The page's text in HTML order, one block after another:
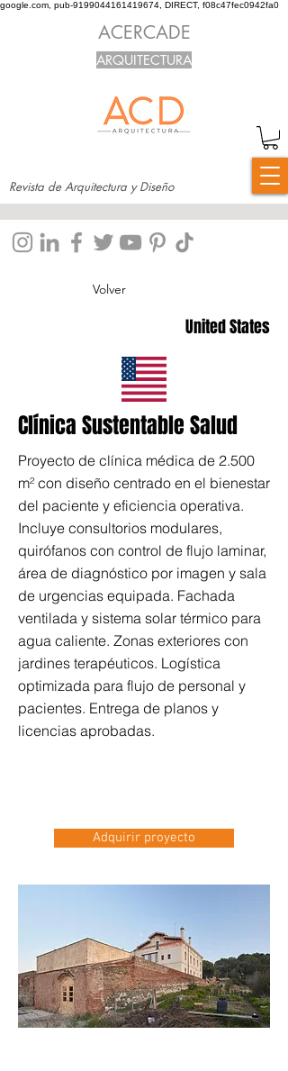
google.com, pub-9199044161419674, DIRECT, f08c47fec0942fa0
Revista de Arquitectura y Diseño
ACERCADE
ARQUITECTURA
Volver
United States
Clínica Sustentable Salud
Proyecto de clínica médica de 2.500
m² con diseño centrado en el bienestar
del paciente y eficiencia operativa.
Incluye consultorios modulares,
quirófanos con control de flujo laminar,
área de diagnóstico por imagen y sala
de urgencias equipada. Fachada
ventilada y sistema solar térmico para
agua caliente. Zonas exteriores con
jardines terapéuticos. Logística
optimizada para flujo de personal y
pacientes. Entrega de planos y
licencias aprobadas.
Adquirir proyecto